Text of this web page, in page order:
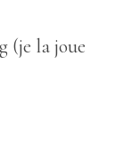
(je la joue